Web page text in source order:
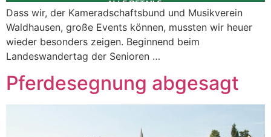
Dass wir, der Kameradschaftsbund und Musikverein
Waldhausen, große Events können, mussten wir heuer
wieder besonders zeigen. Beginnend beim
Landeswandertag der Senioren …
Pferdesegnung abgesagt